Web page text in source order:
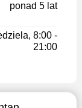
ponad 5 lat
8:00 -
21:00